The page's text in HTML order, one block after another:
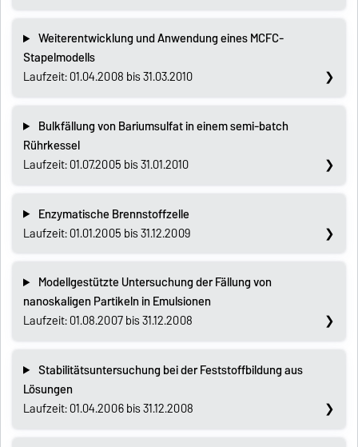
Weiterentwicklung und Anwendung eines MCFC-
Stapelmodells
Laufzeit: 01.04.2008 bis 31.03.2010
Bulkfällung von Bariumsulfat in einem semi-batch
Rührkessel
Laufzeit: 01.07.2005 bis 31.01.2010
Enzymatische Brennstoffzelle
Laufzeit: 01.01.2005 bis 31.12.2009
Modellgestützte Untersuchung der Fällung von
nanoskaligen Partikeln in Emulsionen
Laufzeit: 01.08.2007 bis 31.12.2008
Stabilitätsuntersuchung bei der Feststoffbildung aus
Lösungen
Laufzeit: 01.04.2006 bis 31.12.2008